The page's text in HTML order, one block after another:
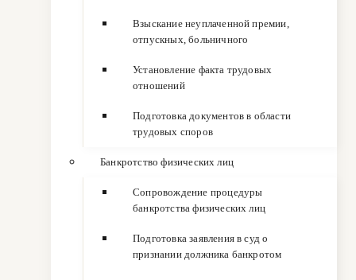
Взыскание неуплаченной премии,
отпускных, больничного
Установление факта трудовых
отношений
Подготовка документов в области
трудовых споров
Банкротство физических лиц
Сопровождение процедуры
банкротства физических лиц
Подготовка заявления в суд о
признании должника банкротом